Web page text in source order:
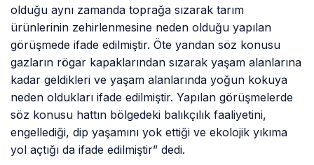
olduğu aynı zamanda toprağa sızarak tarım
ürünlerinin zehirlenmesine neden olduğu yapılan
görüşmede ifade edilmiştir. Öte yandan söz konusu
gazların rögar kapaklarından sızarak yaşam alanlarına
kadar geldikleri ve yaşam alanlarında yoğun kokuya
neden oldukları ifade edilmiştir. Yapılan görüşmelerde
söz konusu hattın bölgedeki balıkçılık faaliyetini,
engellediği, dip yaşamını yok ettiği ve ekolojik yıkıma
yol açtığı da ifade edilmiştir” dedi.